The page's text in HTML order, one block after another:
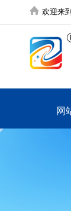
欢迎来
网